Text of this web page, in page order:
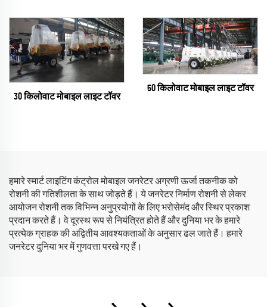
30 किलोवाट मोबाइल लाइट टॉवर
50 किलोवाट मोबाइल लाइट टॉवर
हमारे स्मार्ट लाइटिंग कंट्रोल मोबाइल जनरेटर अग्रणी ऊर्जा तकनीक को
रोशनी की गतिशीलता के साथ जोड़ते हैं। ये जनरेटर निर्माण रोशनी से लेकर
आयोजन रोशनी तक विभिन्न अनुप्रयोगों के लिए भरोसेमंद और स्थिर प्रकाश
प्रदान करते हैं। वे दूरस्थ रूप से नियंत्रित होते हैं और दुनिया भर के हमारे
प्रत्येक ग्राहक की अद्वितीय आवश्यकताओं के अनुसार ढल जाते हैं। हमारे
जनरेटर दुनिया भर में गुणवत्ता परखे गए हैं।